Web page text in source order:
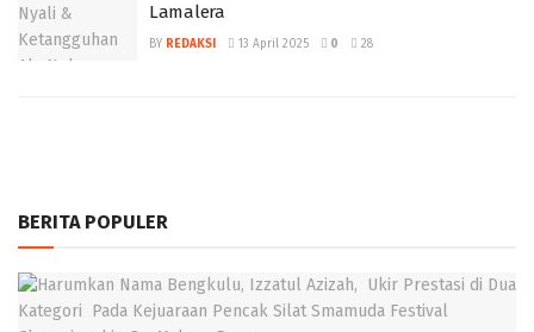
Lamalera ‎
BY REDAKSI 13 April 2025 0 28
BERITA POPULER